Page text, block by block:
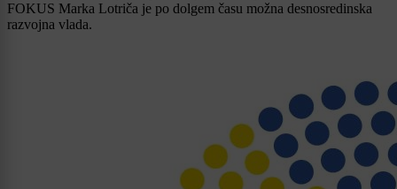
FOKUS Marka Lotriča je po dolgem času možna desnosredinska
razvojna vlada.